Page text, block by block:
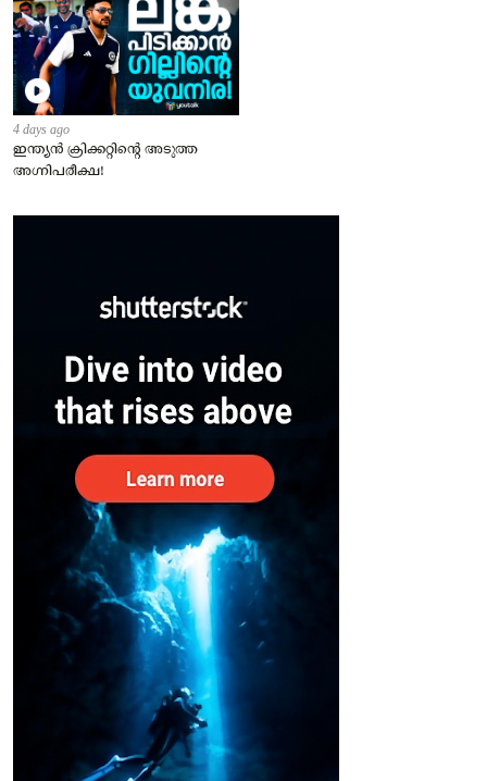
4 days ago
ഇന്ത്യന്‍ ക്രിക്കറ്റിന്റെ അടുത്ത
അഗ്നിപരീക്ഷ!